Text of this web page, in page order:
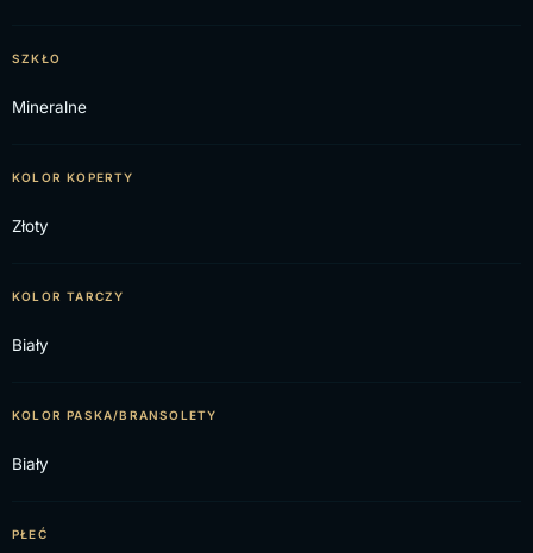
SZKŁO
Mineralne
KOLOR KOPERTY
Złoty
KOLOR TARCZY
Biały
KOLOR PASKA/BRANSOLETY
Biały
PŁEĆ